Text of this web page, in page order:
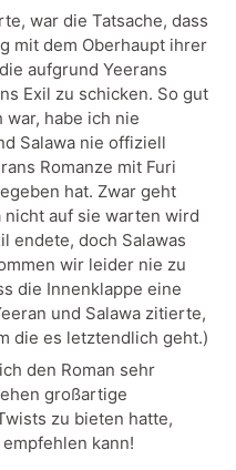
war die Tatsache, dass
mit dem Oberhaupt ihrer
aufgrund Yeerans
Exil zu schicken. So gut
war, habe ich nie
Salawa nie offiziell
Romanze mit Furi
hat. Zwar geht
nicht auf sie warten wird
endete, doch Salawas
wir leider nie zu
die Innenklappe eine
und Salawa zitierte,
die es letztendlich geht.)
den Roman sehr
großartige
zu bieten hatte,
kann!